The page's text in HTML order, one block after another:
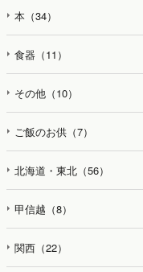
本（34）
食器（11）
その他（10）
ご飯のお供（7）
北海道・東北（56）
甲信越（8）
関西（22）